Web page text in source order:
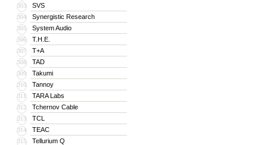
303 SVS
304 Synergistic Research
305 System Audio
306 T.H.E.
307 T+A
308 TAD
309 Takumi
310 Tannoy
311 TARA Labs
312 Tchernov Cable
313 TCL
314 TEAC
315 Tellurium Q